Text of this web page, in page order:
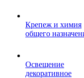
Крепеж и химия
общего
Освещение
декоративное